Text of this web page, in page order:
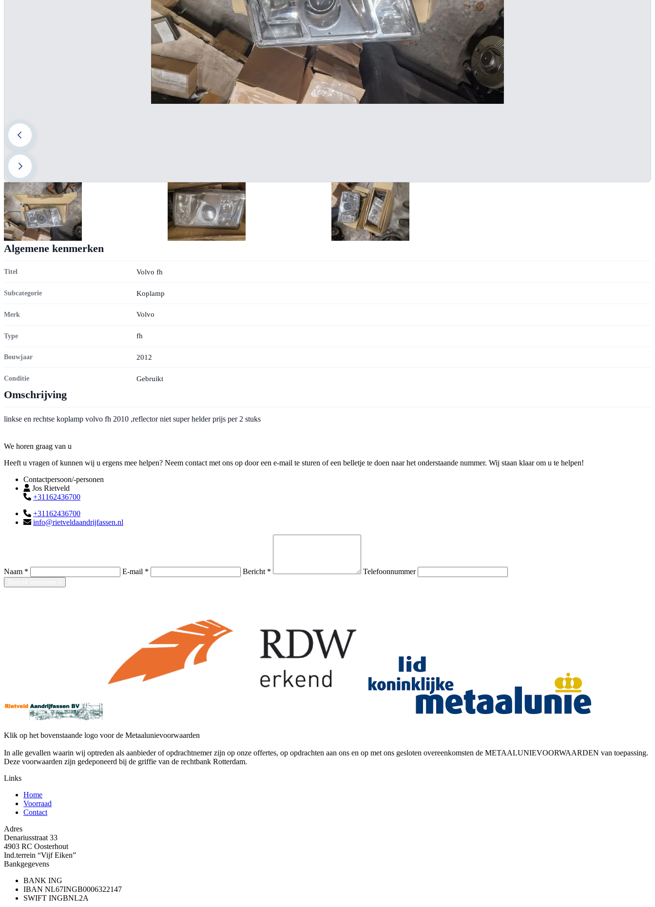
Algemene kenmerken
Titel Volvo fh
Subcategorie Koplamp
Merk Volvo
Type fh
Bouwjaar 2012
Conditie Gebruikt
Omschrijving
linkse en rechtse koplamp volvo fh 2010 ,reflector niet super helder prijs per 2 stuks
We horen graag van u
Heeft u vragen of kunnen wij u ergens mee helpen? Neem contact met ons op door een e-mail te sturen of een belletje te doen naar het onderstaande nummer. Wij staan klaar om u te helpen!
Contactpersoon/-personen
Jos Rietveld
+31162436700
+31162436700
info@rietveldaandrijfassen.nl
Naam * E-mail * Bericht * Telefoonnummer
Klik op het bovenstaande logo voor de Metaalunievoorwaarden
In alle gevallen waarin wij optreden als aanbieder of opdrachtnemer zijn op onze offertes, op opdrachten aan ons en op met ons gesloten overeenkomsten de METAALUNIEVOORWAARDEN van toepassing.
Deze voorwaarden zijn gedeponeerd bij de griffie van de rechtbank Rotterdam.
Links
Home
Voorraad
Contact
Adres
Denariusstraat 33
4903 RC Oosterhout
Ind.terrein “Vijf Eiken”
Bankgegevens
BANK ING
IBAN NL67INGB0006322147
SWIFT INGBNL2A